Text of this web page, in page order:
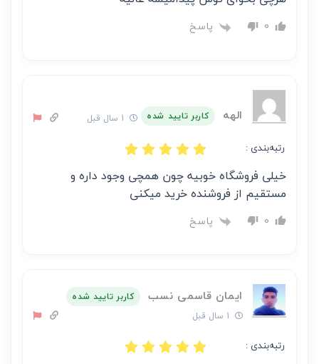
0 پاسخ
الهه کاربر تایید شده
رتبه‌بندی :
خیلی فروشگاه خوبیه چون همچی وجود داره و
مستقیم از فروشنده خرید میکنی
0 پاسخ
ایمان قاسمی نسب
کاربر تایید شده
رتبه‌بندی :